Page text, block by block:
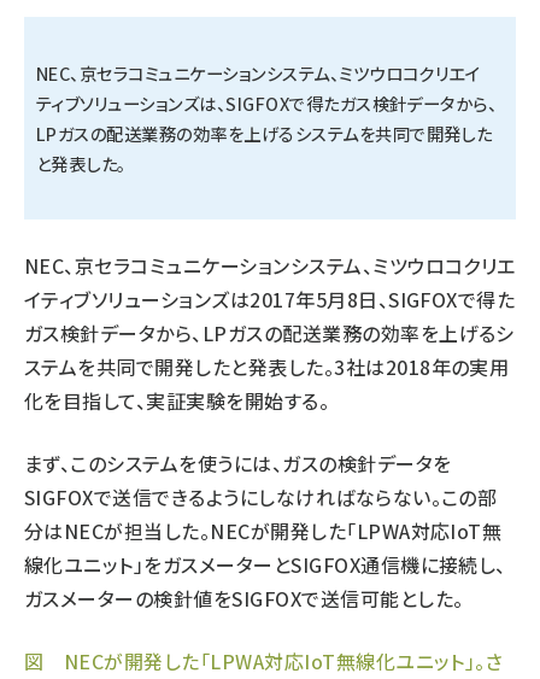
大串 (222)
aitras (185)
タンデム (149)
NEC、京セラコミュニケーションシステム、ミツウロコクリエイ
ティブソリューションズは、SIGFOXで得たガス検針データから、
LPガスの配送業務の効率を上げるシステムを共同で開発した
と発表した。
NEC、京セラコミュニケーションシステム、ミツウロコクリエ
イティブソリューションズは2017年5月8日、SIGFOXで得た
ガス検針データから、LPガスの配送業務の効率を上げるシ
ステムを共同で開発したと発表した。3社は2018年の実用
化を目指して、実証実験を開始する。
まず、このシステムを使うには、ガスの検針データを
SIGFOXで送信できるようにしなければならない。この部
分はNECが担当した。NECが開発した「LPWA対応IoT無
線化ユニット」をガスメーターとSIGFOX通信機に接続し、
ガスメーターの検針値をSIGFOXで送信可能とした。
図 NECが開発した「LPWA対応IoT無線化ユニット」。さ